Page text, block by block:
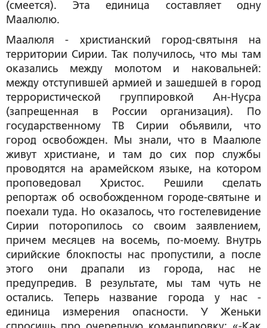
(смеется). Эта единица составляет одну
Маалюлю.
Маалюля - христианский город-святыня на
территории Сирии. Так получилось, что мы там
оказались между молотом и наковальней:
между отступившей армией и зашедшей в город
террористической группировкой Ан-Нусра
(запрещенная в России организация). По
государственному ТВ Сирии объявили, что
город освобожден. Мы знали, что в Маалюле
живут христиане, и там до сих пор службы
проводятся на арамейском языке, на котором
проповедовал Христос. Решили сделать
репортаж об освобожденном городе-святыне и
поехали туда. Но оказалось, что гостелевидение
Сирии поторопилось со своим заявлением,
причем месяцев на восемь, по-моему. Внутрь
сирийские блокпосты нас пропустили, а после
этого они драпали из города, нас не
предупредив. В результате, мы там чуть не
остались. Теперь название города у нас -
единица измерения опасности. У Женьки